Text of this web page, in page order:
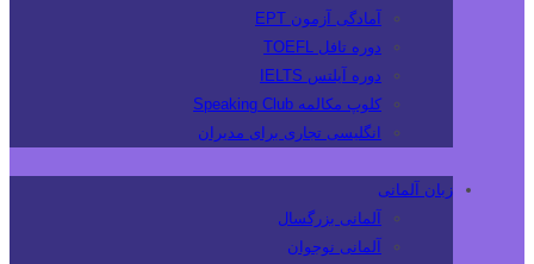
آمادگی آزمون EPT
دوره تافل TOEFL
دوره آیلتس IELTS
کلوپ مکالمه Speaking Club
انگلیسی تجاری برای مدیران
زبان آلمانی
آلمانی بزرگسال
آلمانی نوجوان